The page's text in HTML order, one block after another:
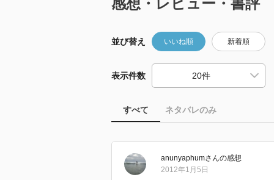
感想・レビュー・書評
並び替え いいね順 新着順
表示件数
すべて ネタバレのみ
anunyaphumさんの感想
2012年1月5日